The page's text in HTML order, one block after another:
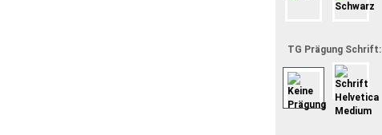
TG Prägung Schrift: